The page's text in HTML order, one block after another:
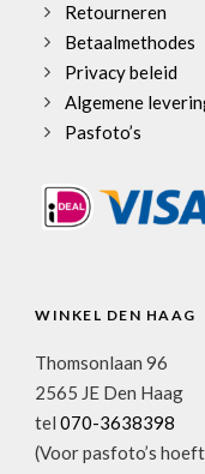
Retourneren
Betaalmethodes
Privacy beleid
Algemene
Pasfoto’s
WINKEL DEN HAAG
Thomsonlaan 96
2565 JE Den Haag
tel 070-3638398
(Voor pasfoto’s